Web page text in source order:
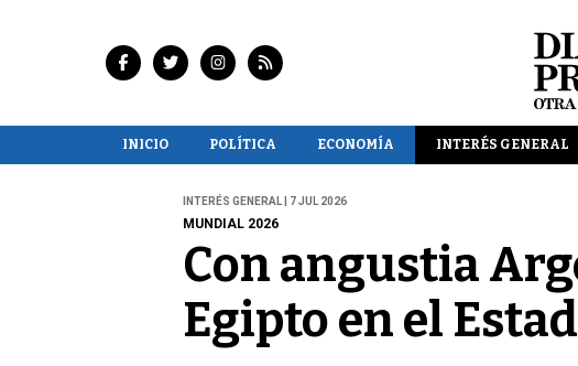
INICIO POLÍTICA ECONOMÍA INTERÉS GENERAL
INTERÉS GENERAL | 7 JUL 2026
MUNDIAL 2026
Con angustia
Egipto en el